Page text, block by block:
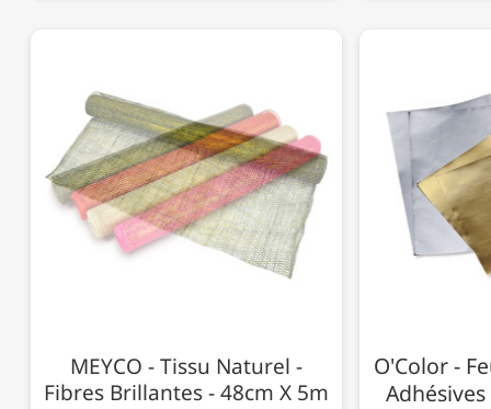
MEYCO - Tissu Naturel -
Fibres Brillantes - 48cm X 5m
O'Color -